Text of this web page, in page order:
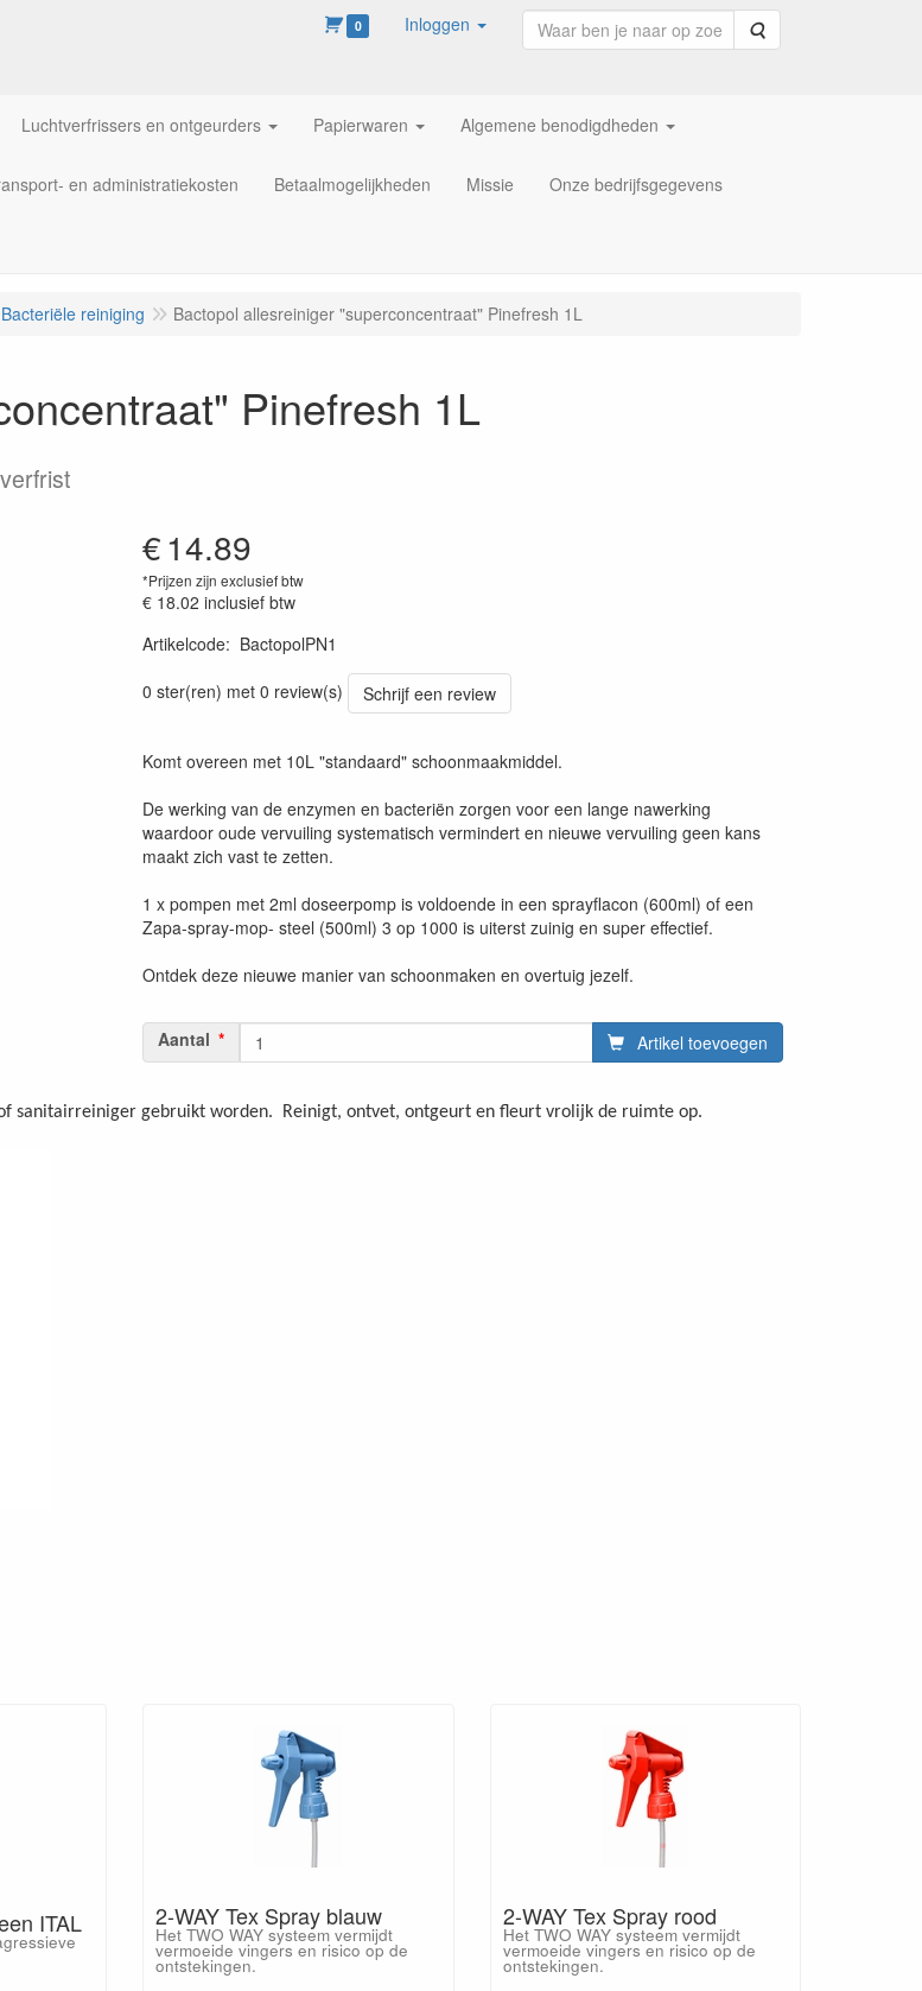
0 Inloggen Zoeken
Luchtverfrissers en ontgeurders Papierwaren Algemene benodigdheden
en administratiekosten Betaalmogelijkheden Missie Onze bedrijfsgegevens
Bacteriële reiniging Bactopol allesreiniger "superconcentraat" Pinefresh 1L
Pinefresh 1L
€14.89
*Prijzen zijn exclusief btw
€ 18.02 inclusief btw
Artikelcode: BactopolPN1
0 ster(ren) met 0 review(s)
Schrijf een review
Komt overeen met 10L "standaard" schoonmaakmiddel.
De werking van de enzymen en bacteriën zorgen voor een lange nawerking
waardoor oude vervuiling systematisch vermindert en nieuwe vervuiling geen kans
maakt zich vast te zetten.
1 x pompen met 2ml doseerpomp is voldoende in een sprayflacon (600ml) of een
Zapa-spray-mop- steel (500ml) 3 op 1000 is uiterst zuinig en super effectief.
Ontdek deze nieuwe manier van schoonmaken en overtuig jezelf.
Aantal Artikel toevoegen
sanitairreiniger gebruikt worden. Reinigt, ontvet, ontgeurt en fleurt vrolijk de ruimte op.
ITAL 2-WAY Tex Spray blauw
Het TWO WAY systeem vermijdt
vermoeide vingers en risico op de
ontstekingen.
2-WAY Tex Spray rood
Het TWO WAY systeem vermijdt
vermoeide vingers en risico op de
ontstekingen.